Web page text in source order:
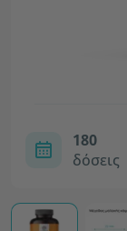
180
δόσεις